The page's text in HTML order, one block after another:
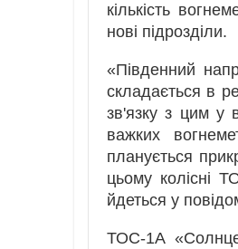
кількість
нові підрозділи.
«Південний
складається в
зв'язку з цим у
важких
планується
цьому колісні
йдеться у
ТОС-1А